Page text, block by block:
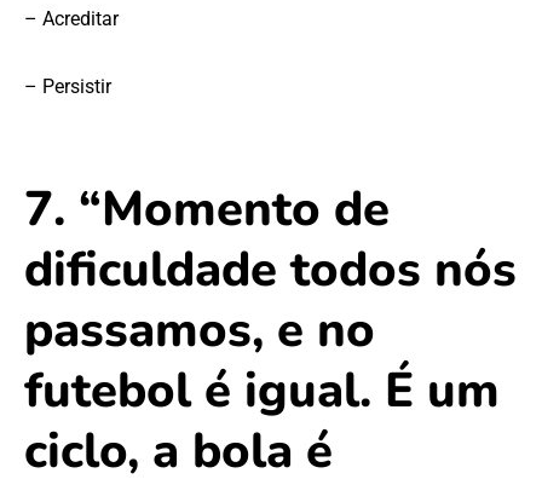
– Acreditar
– Persistir
7. “Momento de
dificuldade todos nós
passamos, e no
futebol é igual. É um
ciclo, a bola é